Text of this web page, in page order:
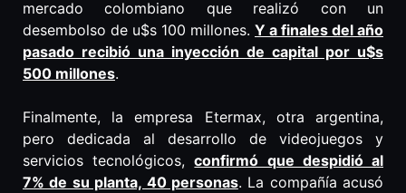
mercado colombiano que realizó con un
desembolso de u$s 100 millones. Y a finales del año
pasado recibió una inyección de capital por u$s
500 millones.
Finalmente, la empresa Etermax, otra argentina,
pero dedicada al desarrollo de videojuegos y
servicios tecnológicos,confirmó que despidió al
7% de su planta, 40 personas. La compañía acusó